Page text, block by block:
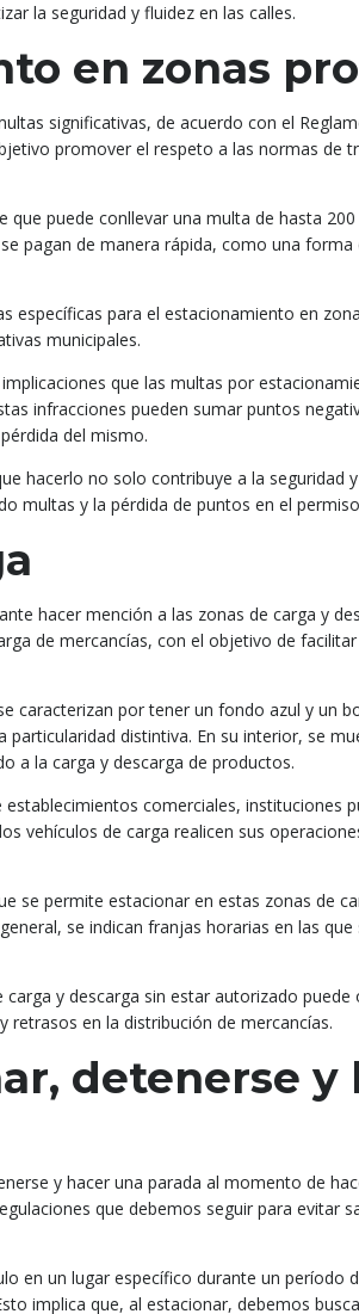
la seguridad y fluidez en las calles.
en zonas
significativas, de acuerdo con el
promover el respeto a las normas de
puede conllevar una multa de hasta
pagan de manera rápida, como una forma
específicas para el estacionamiento en
municipales.
que las multas por
infracciones pueden sumar puntos
del mismo.
hacerlo no solo contribuye a la seguridad
multas y la pérdida de puntos en el
hacer mención a las zonas de carga y
de mercancías, con el objetivo de
caracterizan por tener un fondo azul y un
distintiva. En su interior, se
a la carga y descarga de productos.
comerciales, instituciones
vehículos de carga realicen sus
se permite estacionar en estas zonas de
se indican franjas horarias en las
y descarga sin estar autorizado
retrasos en la distribución de mercancías.
detenerse y
y hacer una parada al momento de
que debemos seguir para evitar
en un lugar específico durante un período
implica que, al estacionar, debemos